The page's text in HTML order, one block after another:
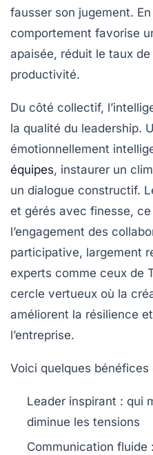
fausser son jugement.
comportement favorise
apaisée, réduit le taux
productivité.
Du côté collectif,
la qualité du leadership.
émotionnellement
équipes, instaurer un
un dialogue constructif.
et gérés avec finesse, ce
l’engagement des
participative, largement
experts comme ceux de
cercle vertueux où la
améliorent la résilience
l’entreprise.
Voici quelques bénéfices
Leader inspirant : qui
diminue les tensions
Communication fluide :